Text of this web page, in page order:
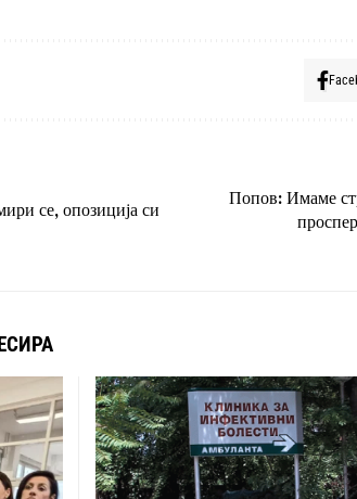
се, опозиција си
Попов: Имаме